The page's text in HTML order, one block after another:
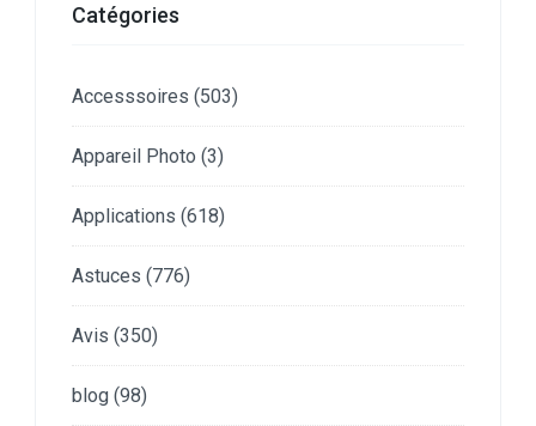
Catégories
Accesssoires (503)
Appareil Photo (3)
Applications (618)
Astuces (776)
Avis (350)
blog (98)